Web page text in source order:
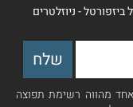
- ניוזלטרים
מהווה רשימת תפוצה